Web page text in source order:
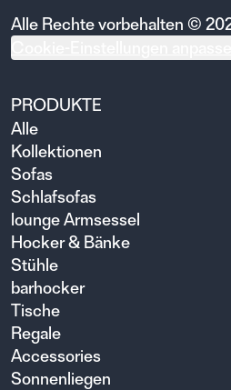
Alle Rechte vorbehalten ©
PRODUKTE
Alle
Kollektionen
Sofas
Schlafsofas
lounge Armsessel
Hocker & Bänke
Stühle
barhocker
Tische
Regale
Accessories
Sonnenliegen